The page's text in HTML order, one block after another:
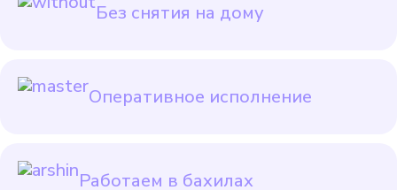
Без снятия на дому
Оперативное исполнение
Работаем в бахилах